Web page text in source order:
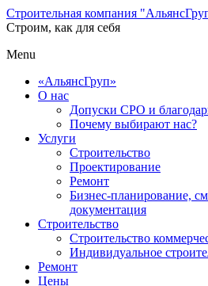
Строительная компания
Строим, как для себя
Menu
«АльянсГруп»
О нас
Допуски СРО и
Почему выбирают нас?
Услуги
Строительство
Проектирование
Ремонт
Бизнес-планирование,
документация
Строительство
Строительство
Индивидуальное
Ремонт
Цены